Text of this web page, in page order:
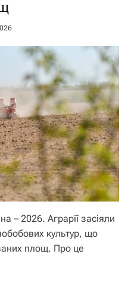
– 2026. Аграрії засіяли
культур, що
площ. Про це